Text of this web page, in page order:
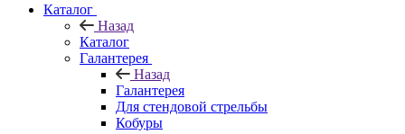
Каталог
Назад
Каталог
Галантерея
Назад
Галантерея
Для стендовой стрельбы
Кобуры